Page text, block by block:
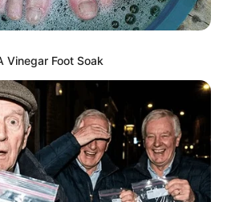
sont attendus les 6 et
de Mauquenchy.
événement solidaire organisé
de
L’amour est dans
fort succès !
Vinegar Foot Soak